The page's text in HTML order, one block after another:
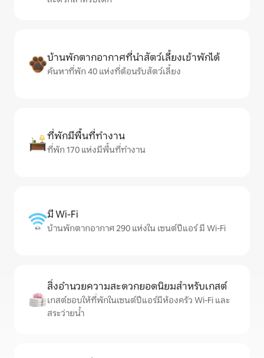
บ้านพักตากอากาศที่นำสัตว์เลี้ยงเข้าพักได้
ค้นหาที่พัก 40 แห่งที่ต้อนรับสัตว์เลี้ยง
ที่พักมีพื้นที่ทำงาน
ที่พัก 170 แห่งมีพื้นที่ทำงาน
มี Wi-Fi
บ้านพักตากอากาศ 290 แห่งใน เซนต์ปีแอร์ มี Wi-Fi
สิ่งอำนวยความสะดวกยอดนิยมสำหรับเกสต์
เกสต์ชอบให้ที่พักในเซนต์ปีแอร์มีห้องครัว Wi-Fi และ
สระว่ายน้ำ